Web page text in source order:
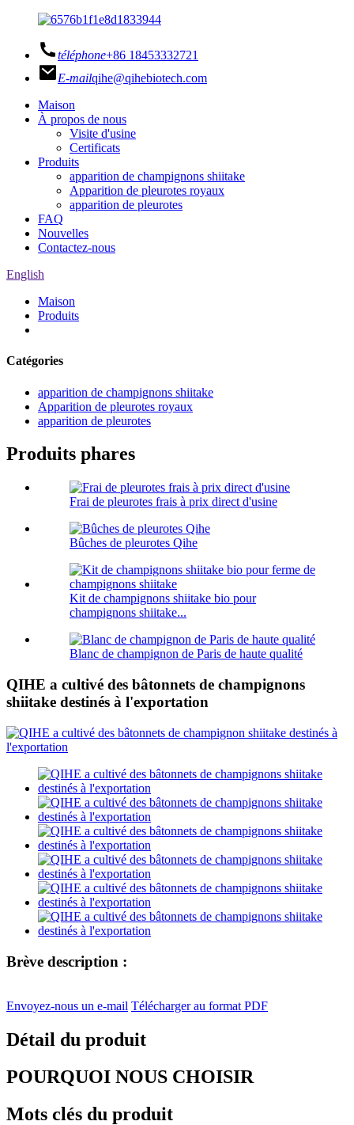
téléphone+86 18453332721
E-mailqihe@qihebiotech.com
Maison
À propos de nous
Visite d'usine
Certificats
Produits
apparition de champignons shiitake
Apparition de pleurotes royaux
apparition de pleurotes
FAQ
Nouvelles
Contactez-nous
English
Maison
Produits
Catégories
apparition de champignons shiitake
Apparition de pleurotes royaux
apparition de pleurotes
Produits phares
Frai de pleurotes frais à prix direct d'usine
Bûches de pleurotes Qihe
Kit de champignons shiitake bio pour
champignons shiitake...
Blanc de champignon de Paris de haute qualité
QIHE a cultivé des bâtonnets de champignons
shiitake destinés à l'exportation
Brève description :
Envoyez-nous un e-mail Télécharger au format PDF
Détail du produit
POURQUOI NOUS CHOISIR
Mots clés du produit